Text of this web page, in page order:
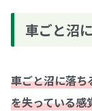
車ごと沼
車ごと沼に落ち
を失っている感